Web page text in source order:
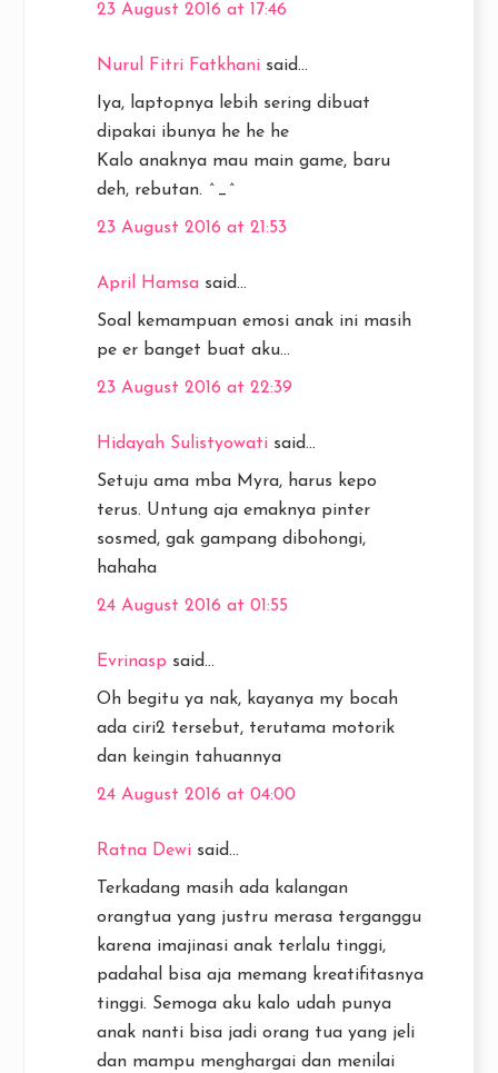
23 August 2016 at 17:46
Nurul Fitri Fatkhani said...
Iya, laptopnya lebih sering dibuat
dipakai ibunya he he he
Kalo anaknya mau main game, baru
deh, rebutan. ^_^
23 August 2016 at 21:53
April Hamsa said...
Soal kemampuan emosi anak ini masih
pe er banget buat aku...
23 August 2016 at 22:39
Hidayah Sulistyowati said...
Setuju ama mba Myra, harus kepo
terus. Untung aja emaknya pinter
sosmed, gak gampang dibohongi,
hahaha
24 August 2016 at 01:55
Evrinasp said...
Oh begitu ya nak, kayanya my bocah
ada ciri2 tersebut, terutama motorik
dan keingin tahuannya
24 August 2016 at 04:00
Ratna Dewi said...
Terkadang masih ada kalangan
orangtua yang justru merasa terganggu
karena imajinasi anak terlalu tinggi,
padahal bisa aja memang kreatifitasnya
tinggi. Semoga aku kalo udah punya
anak nanti bisa jadi orang tua yang jeli
dan mampu menghargai dan menilai